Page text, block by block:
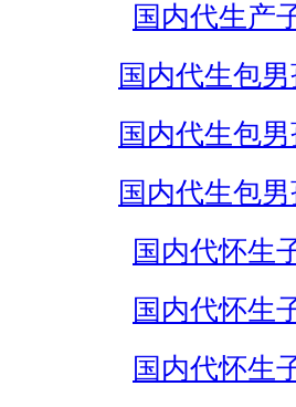
国内代生产
国内代生包
国内代生包
国内代生包
国内代怀生
国内代怀生
国内代怀生